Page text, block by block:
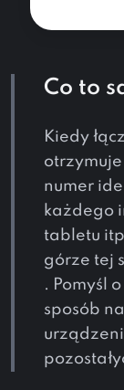
Co to
Kiedy
numer
każdego
tabletu
górze tej
. Pomyśl
sposób